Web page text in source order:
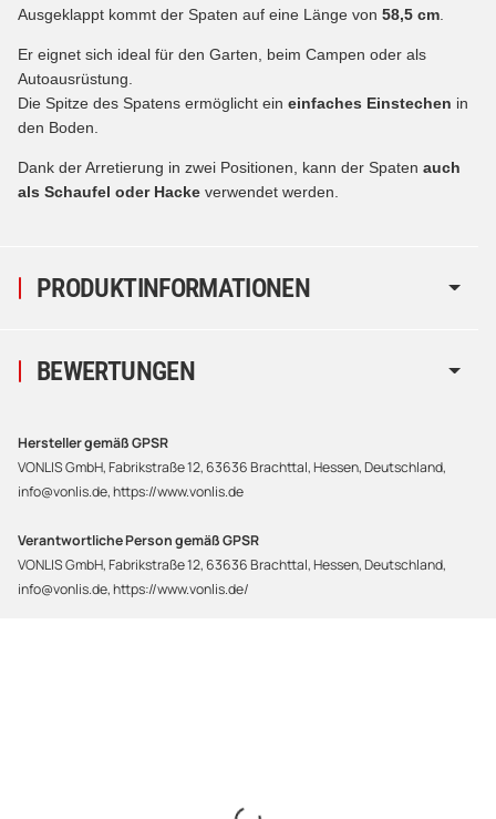
PRODUKTINFORMATIONEN
Ausgeklappt kommt der Spaten auf eine Länge von 58,5 cm
Er eignet sich ideal für den Garten, beim Campen oder als
Autoausrüstung.
Die Spitze des Spatens ermöglicht ein einfaches Einstechen in
den Boden.
Dank der Arretierung in zwei Positionen, kann der Spaten auch
als Schaufel oder Hacke verwendet werden.
BEWERTUNGEN
Hersteller gemäß GPSR
VONLIS GmbH, Fabrikstraße 12, 63636 Brachttal, Hessen, Deutschland,
info@vonlis.de, https://www.vonlis.de
Verantwortliche Person gemäß GPSR
VONLIS GmbH, Fabrikstraße 12, 63636 Brachttal, Hessen, Deutschland,
info@vonlis.de, https://www.vonlis.de/